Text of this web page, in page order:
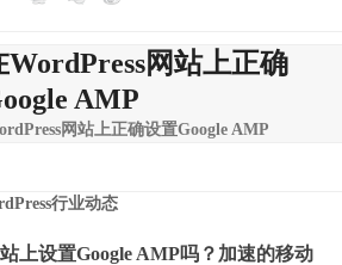
WordPress网站上正确
AMP
网站上正确设置Google AMP
行业动态
上设置Google AMP吗？加速的移动